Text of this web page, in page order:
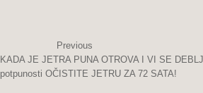
Previous
KADA JE JETRA PUNA OTROVA I VI SE
potpunosti OČISTITE JETRU ZA 72 SATA!